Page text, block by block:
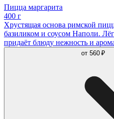
Пицца маргарита
400 г
Хрустящая основа римской
базиликом и соусом Наполи.
придаёт блюду нежность и
от 560 ₽